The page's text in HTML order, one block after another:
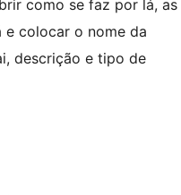
como se faz por lá, as
e colocar o nome da
descrição e tipo de